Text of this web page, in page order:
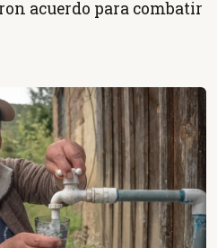
acuerdo para combatir